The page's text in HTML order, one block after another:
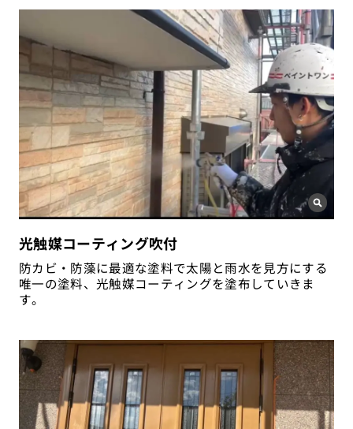
光触媒コーティング吹付
防カビ・防藻に最適な塗料で太陽と雨水を見方にする
唯一の塗料、光触媒コーティングを塗布していきま
す。